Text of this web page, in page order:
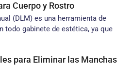
Cuerpo y Rostro
(DLM) es una herramienta de
todo gabinete de estética, ya que
para Eliminar las Manchas